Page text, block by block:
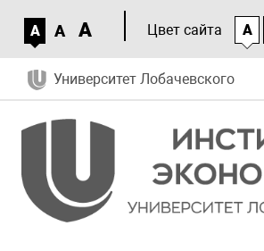
A A A Цвет сайта A
Университет Лобачевского